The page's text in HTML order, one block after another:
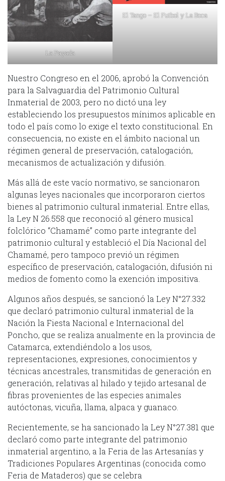
La Payada
El Tango – El Futbol y La Boca
Nuestro Congreso en el 2006, aprobó la Convención
para la Salvaguardia del Patrimonio Cultural
Inmaterial de 2003, pero no dictó una ley
estableciendo los presupuestos mínimos aplicable en
todo el país como lo exige el texto constitucional. En
consecuencia, no existe en el ámbito nacional un
régimen general de preservación, catalogación,
mecanismos de actualización y difusión.
Más allá de este vacío normativo, se sancionaron
algunas leyes nacionales que incorporaron ciertos
bienes al patrimonio cultural inmaterial. Entre ellas,
la Ley N 26.558 que reconoció al género musical
folclórico “Chamamé” como parte integrante del
patrimonio cultural y estableció el Día Nacional del
Chamamé, pero tampoco previó un régimen
específico de preservación, catalogación, difusión ni
medios de fomento como la exención impositiva.
Algunos años después, se sancionó la Ley N°27.332
que declaró patrimonio cultural inmaterial de la
Nación la Fiesta Nacional e Internacional del
Poncho, que se realiza anualmente en la provincia de
Catamarca, extendiéndolo a los usos,
representaciones, expresiones, conocimientos y
técnicas ancestrales, transmitidas de generación en
generación, relativas al hilado y tejido artesanal de
fibras provenientes de las especies animales
autóctonas, vicuña, llama, alpaca y guanaco.
Recientemente, se ha sancionado la Ley N°27.381 que
declaró como parte integrante del patrimonio
inmaterial argentino, a la Feria de las Artesanías y
Tradiciones Populares Argentinas (conocida como
Feria de Mataderos) que se celebra